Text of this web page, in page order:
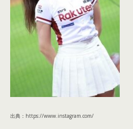
出典：https://www.instagram.com/